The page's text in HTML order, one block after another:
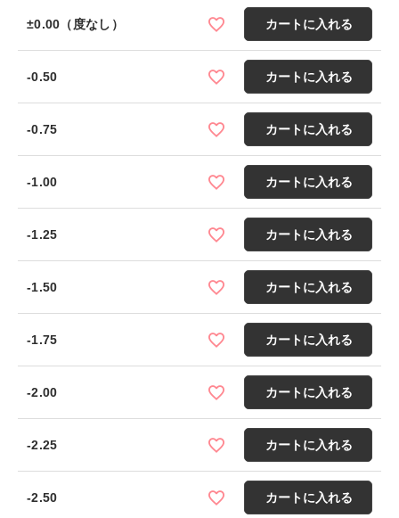
±0.00（度なし） カートに入れる
-0.50 カートに入れる
-0.75 カートに入れる
-1.00 カートに入れる
-1.25 カートに入れる
-1.50 カートに入れる
-1.75 カートに入れる
-2.00 カートに入れる
-2.25 カートに入れる
-2.50 カートに入れる